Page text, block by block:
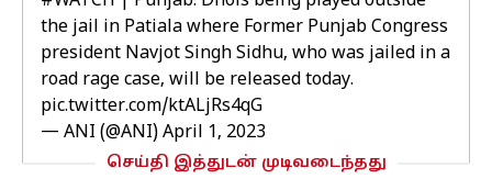
the jail in Patiala where Former Punjab Congress
president Navjot Singh Sidhu, who was jailed in a
road rage case, will be released today.
pic.twitter.com/ktALjRs4qG
— ANI (@ANI) April 1, 2023
செய்தி இத்துடன் முடிவடைந்தது